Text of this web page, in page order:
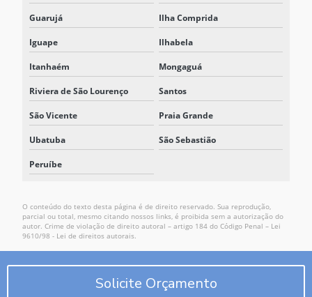
Guarujá Ilha Comprida
Iguape Ilhabela
Itanhaém Mongaguá
Riviera de São Lourenço Santos
São Vicente Praia Grande
Ubatuba São Sebastião
Peruíbe
O conteúdo do texto desta página é de direito reservado. Sua reprodução,
parcial ou total, mesmo citando nossos links, é proibida sem a autorização do
autor. Crime de violação de direito autoral – artigo 184 do Código Penal – Lei
9610/98 - Lei de direitos autorais
Solicite Orçamento